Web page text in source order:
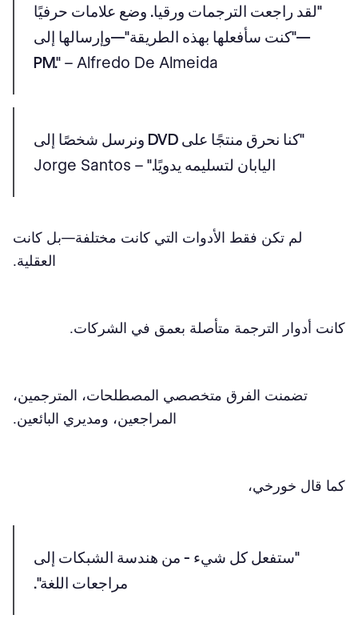
"لقد راجعت الترجمات ورقيا. وضع علامات حرفيًا
—"كنت سأفعلها بهذه الطريقة"—وإرسالها إلى
PM." – Alfredo De Almeida
"كنا نحرق منتجًا على DVD ونرسل شخصًا إلى
اليابان لتسليمه يدويًا." – Jorge Santos
لم تكن فقط الأدوات التي كانت مختلفة—بل كانت
العقلية.
كانت أدوار الترجمة متأصلة بعمق في الشركات.
تضمنت الفرق متخصصي المصطلحات، المترجمين،
المراجعين، ومديري البائعين.
كما قال خورخي،
"ستفعل كل شيء - من هندسة الشبكات إلى
مراجعات اللغة".